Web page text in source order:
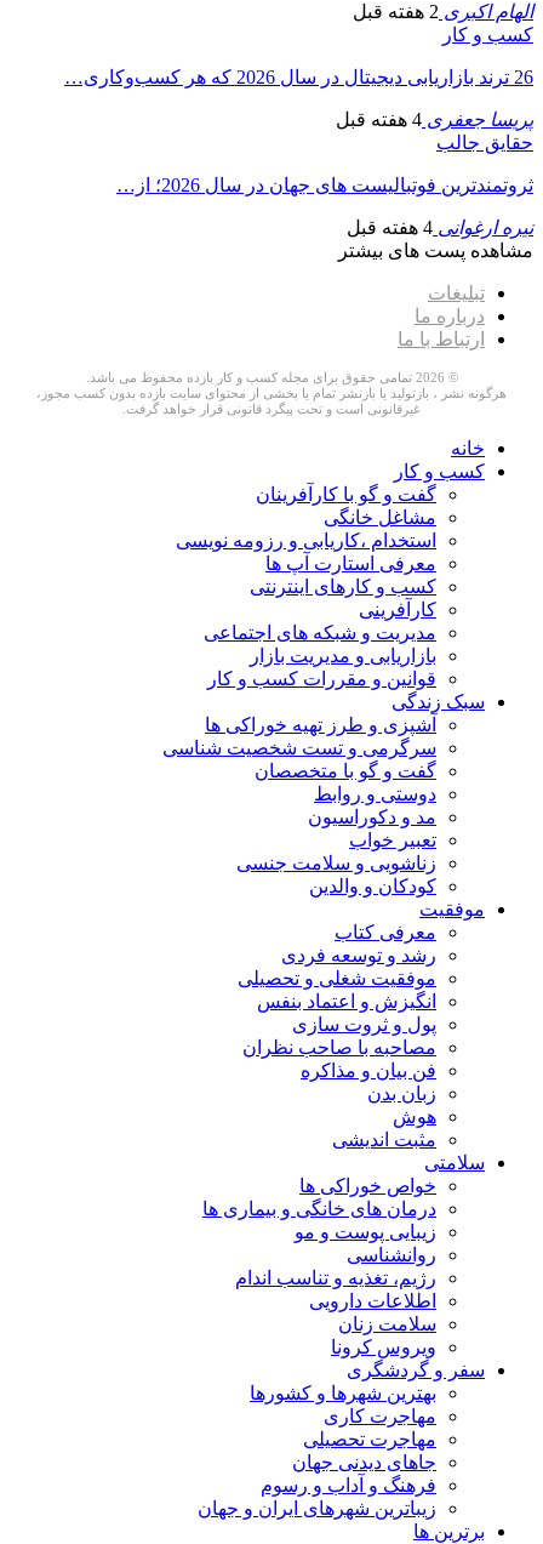
الهام اکبری 2 هفته قبل
کسب و کار
26 ترند بازاریابی دیجیتال در سال 2026 که هر کسب‌وکاری…
پریسا جعفری 4 هفته قبل
حقایق جالب
ثروتمندترین فوتبالیست های جهان در سال 2026؛ از…
نیره ارغوانی 4 هفته قبل
مشاهده پست های بیشتر
تبلیغات
درباره ما
ارتباط با ما
© 2026 تمامی حقوق برای مجله کسب و کار بازده محفوظ می باشد.
هرگونه نشر ، بازتولید یا بازنشر تمام یا بخشی از محتوای سایت بازده بدون کسب مجوز،
غیرقانونی است و تحت پیگرد قانونی قرار خواهد گرفت.
خانه
کسب و کار
گفت و گو با کارآفرینان
مشاغل خانگی
استخدام ،کاریابی و رزومه نویسی
معرفی استارت آپ ها
کسب و کارهای اینترنتی
کارآفرینی
مدیریت و شبکه های اجتماعی
بازاریابی و مدیریت بازار
قوانین و مقررات کسب و کار
سبک زندگی
آشپزی و طرز تهیه خوراکی ها
سرگرمی و تست شخصیت شناسی
گفت و گو با متخصصان
دوستی و روابط
مد و دکوراسیون
تعبیر خواب
زناشویی و سلامت جنسی
کودکان و والدین
موفقیت
معرفی کتاب
رشد و توسعه فردی
موفقیت شغلی و تحصیلی
انگیزش و اعتماد بنفس
پول و ثروت سازی
مصاحبه با صاحب نظران
فن بیان و مذاکره
زبان بدن
هوش
مثبت اندیشی
سلامتی
خواص خوراکی ها
درمان های خانگی و بیماری ها
زیبایی پوست و مو
روانشناسی
رژیم، تغذیه و تناسب اندام
اطلاعات دارویی
سلامت زنان
ویروس کرونا
سفر و گردشگری
بهترین شهرها و کشورها
مهاجرت کاری
مهاجرت تحصیلی
جاهای دیدنی جهان
فرهنگ و آداب و رسوم
زیباترین شهرهای ایران و جهان
برترین ها